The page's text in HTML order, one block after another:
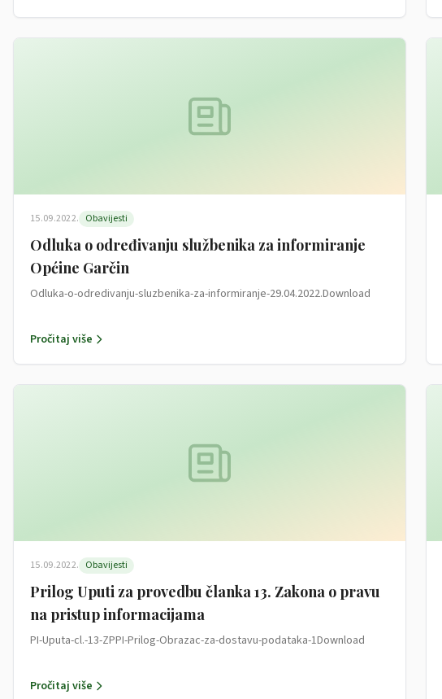
15.09.2022. Obavijesti
Odluka o određivanju službenika za informiranje
Općine Garčin
Odluka-o-odredivanju-sluzbenika-za-informiranje-29.04.2022.Download
Pročitaj više
15.09.2022. Obavijesti
Prilog Uputi za provedbu članka 13. Zakona o pravu
na pristup informacijama
PI-Uputa-cl.-13-ZPPI-Prilog-Obrazac-za-dostavu-podataka-1Download
Pročitaj više